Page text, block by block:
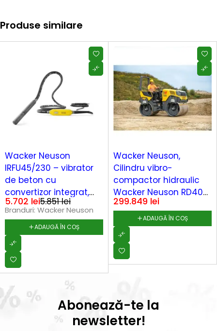
Produse similare
Wacker Neuson
IRFU45/230 – vibrator
de beton cu
convertizor integrat,
cap 45 mm, 5 m, 230 V
5.851lei
5.702 lei
Branduri: Wacker Neuson
ADAUGĂ ÎN COȘ
Wacker Neuson,
Cilindru vibro-
compactor hidraulic
Wacker Neuson RD40-
130 DPF 4920 kg 1350
299.849 lei
ADAUGĂ ÎN COȘ
Abonează-te la
newsletter!